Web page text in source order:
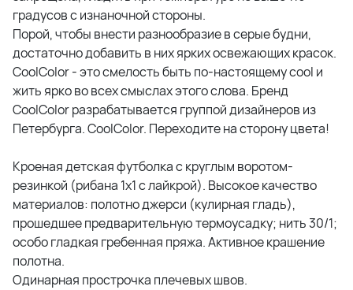
градусов с изнаночной стороны.
Порой, чтобы внести разнообразие в серые будни,
достаточно добавить в них ярких освежающих красок.
CoolColor - это смелость быть по-настоящему cool и
жить ярко во всех смыслах этого слова. Бренд
CoolColor разрабатывается группой дизайнеров из
Петербурга. CoolColor. Переходите на сторону цвета!
Кроеная детская футболка с круглым воротом-
резинкой (рибана 1х1 с лайкрой). Высокое качество
материалов: полотно джерси (кулирная гладь),
прошедшее предварительную термоусадку; нить 30/1;
особо гладкая гребенная пряжа. Активное крашение
полотна.
Одинарная прострочка плечевых швов.